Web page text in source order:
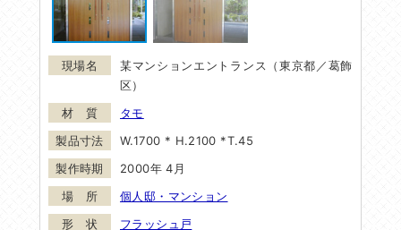
某マンションエントランス（東京都／葛飾
区）
タモ
W.1700 * H.2100 *T.45
2000年 4月
個人邸・マンション
フラッシュ戸